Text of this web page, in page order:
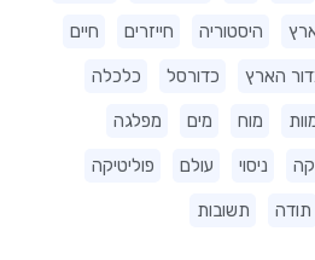
היסטוריה חייזרים חיים
הארץ כדורסל כלכלה
מוח מים מפלגה
ניסוי עולם פוליטיקה
תודה תשובות